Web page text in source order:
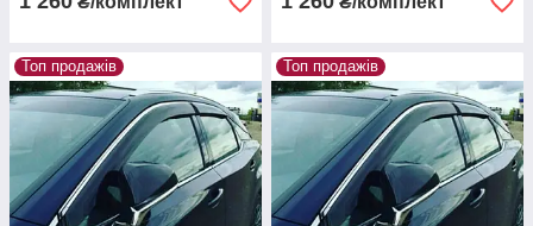
Топ продажів Топ продажів